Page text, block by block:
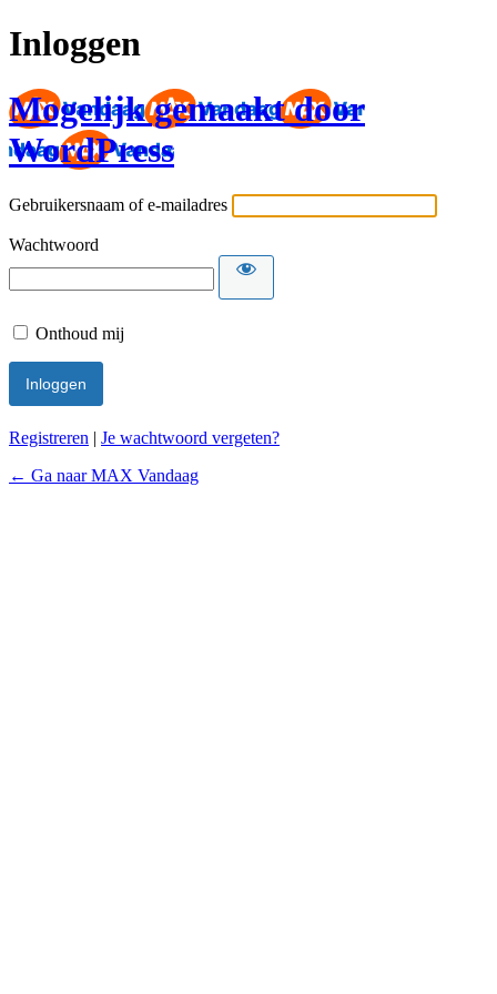
Inloggen
Mogelijk gemaakt door
WordPress
Gebruikersnaam of e-mailadres
Wachtwoord
Onthoud mij
Registreren | Je wachtwoord vergeten?
← Ga naar MAX Vandaag